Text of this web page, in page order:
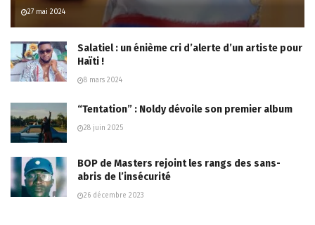
27 mai 2024
Salatiel : un énième cri d’alerte d’un artiste pour
Haïti !
8 mars 2024
“Tentation” : Noldy dévoile son premier album
28 juin 2025
BOP de Masters rejoint les rangs des sans-
abris de l’insécurité
26 décembre 2023